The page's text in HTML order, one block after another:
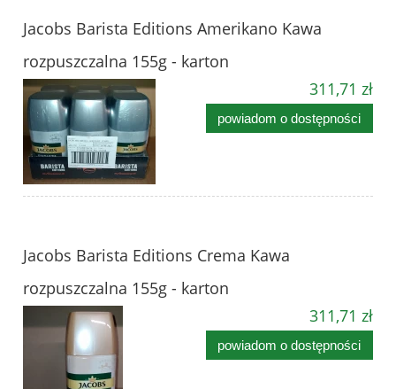
Jacobs Barista Editions Amerikano Kawa
rozpuszczalna 155g - karton
311,71 zł
powiadom o dostępności
Jacobs Barista Editions Crema Kawa
rozpuszczalna 155g - karton
311,71 zł
powiadom o dostępności